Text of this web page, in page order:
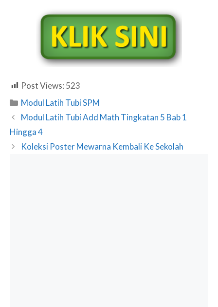
Post Views: 523
Categories
Modul Latih Tubi SPM
Modul Latih Tubi Add Math Tingkatan 5 Bab 1
Hingga 4
Koleksi Poster Mewarna Kembali Ke Sekolah